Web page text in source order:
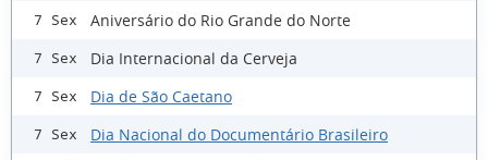
7 Sex Aniversário do Rio Grande do Norte
7 Sex Dia Internacional da Cerveja
7 Sex Dia de São Caetano
7 Sex Dia Nacional do Documentário Brasileiro